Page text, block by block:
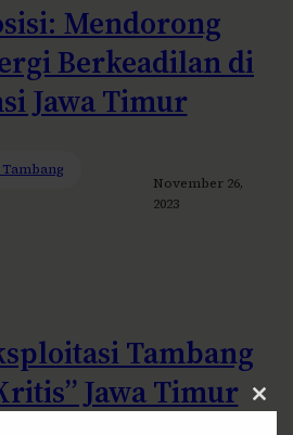
Mendorong
Berkeadilan di
Jawa Timur
November 26,
2023
Tambang
Jawa Timur
Close